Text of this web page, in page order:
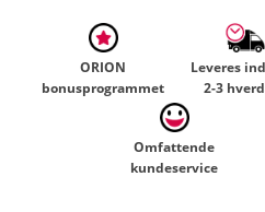
ORION
bonusprogrammet
Leveres
2-3
Omfattende
kundeservice